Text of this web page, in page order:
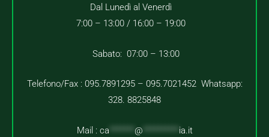
Dal Lunedì al Venerdì
7:00 – 13:00 / 16:00 – 19:00
Sabato: 07:00 – 13:00
Telefono/Fax : 095.7891295 – 095.7021452 Whatsapp:
328. 8825848
Mail : ca @ ia.it